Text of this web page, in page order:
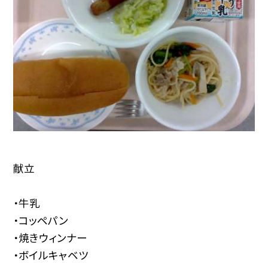
献立
・牛乳
・コッペパン
・焼きウィンナー
・ボイルキャベツ